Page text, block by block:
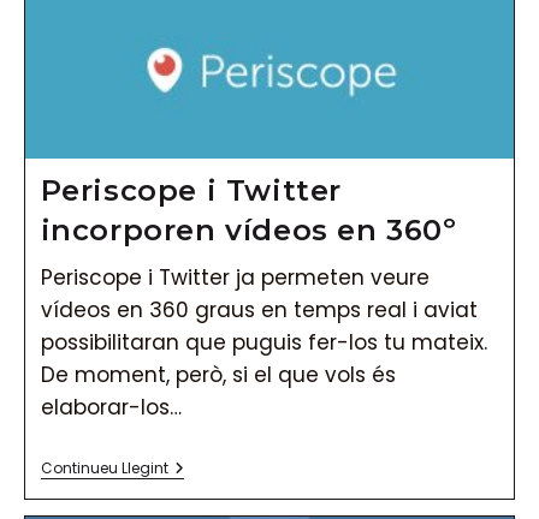
Periscope i Twitter
incorporen vídeos en 360º
Periscope i Twitter ja permeten veure
vídeos en 360 graus en temps real i aviat
possibilitaran que puguis fer-los tu mateix.
De moment, però, si el que vols és
elaborar-los…
Continueu LlegintPeriscope
I
Twitter